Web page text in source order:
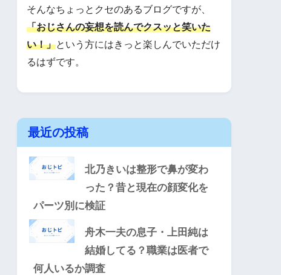
そんなちょっとクセのあるブログですが、
「おじさんの妄想を読んでクスッと笑いた
い！」という方にはきっと楽しんでいただけ
るはずです。
最近の投稿
北乃きいは整形で鼻が変わ
った？昔と現在の顔変化を
パーツ別に検証
舟木一夫の息子・上田純は
結婚してる？職業は医者で
何人いるか調査